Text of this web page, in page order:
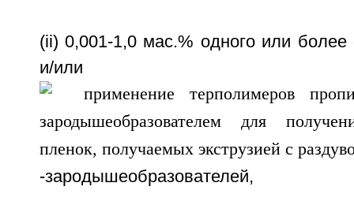
(ii) 0,001-1,0 мас.% одного или
и/или
-зародышеобразователей,